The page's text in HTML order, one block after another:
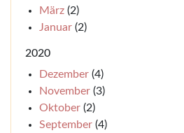
März (2)
Januar (2)
2020
Dezember (4)
November (3)
Oktober (2)
September (4)